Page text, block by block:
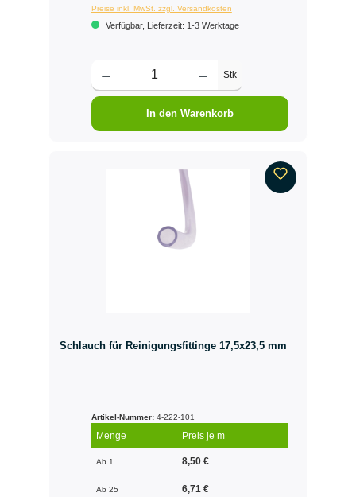
Preise inkl. MwSt. zzgl. Versandkosten
Verfügbar, Lieferzeit: 1-3 Werktage
Stk
In den Warenkorb
Schlauch für Reinigungsfittinge 17,5x23,5 mm
Artikel-Nummer: 4-222-101
Menge Preis je m
Ab 1 8,50 €
Ab 25 6,71 €